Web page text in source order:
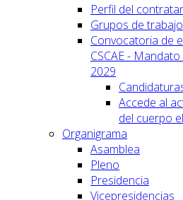
Perfil del
Grupos de trabajo
Convocatoria de
CSCAE -
2029
Accede al
del cuerpo
Organigrama
Asamblea
Pleno
Presidencia
Vicepresidencias